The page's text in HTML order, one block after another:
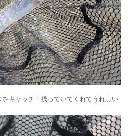
キャッチ！残っていてくれてうれしい